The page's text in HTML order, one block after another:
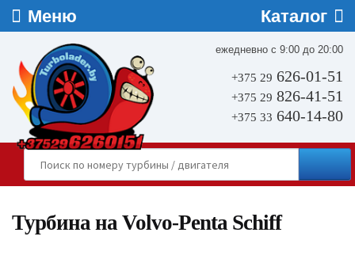
ежедневно с 9:00 до 20:00
+375 29 626-01-51
+375 29 826-41-51
+375 33 640-14-80
Турбина на Volvo-Penta Schiff